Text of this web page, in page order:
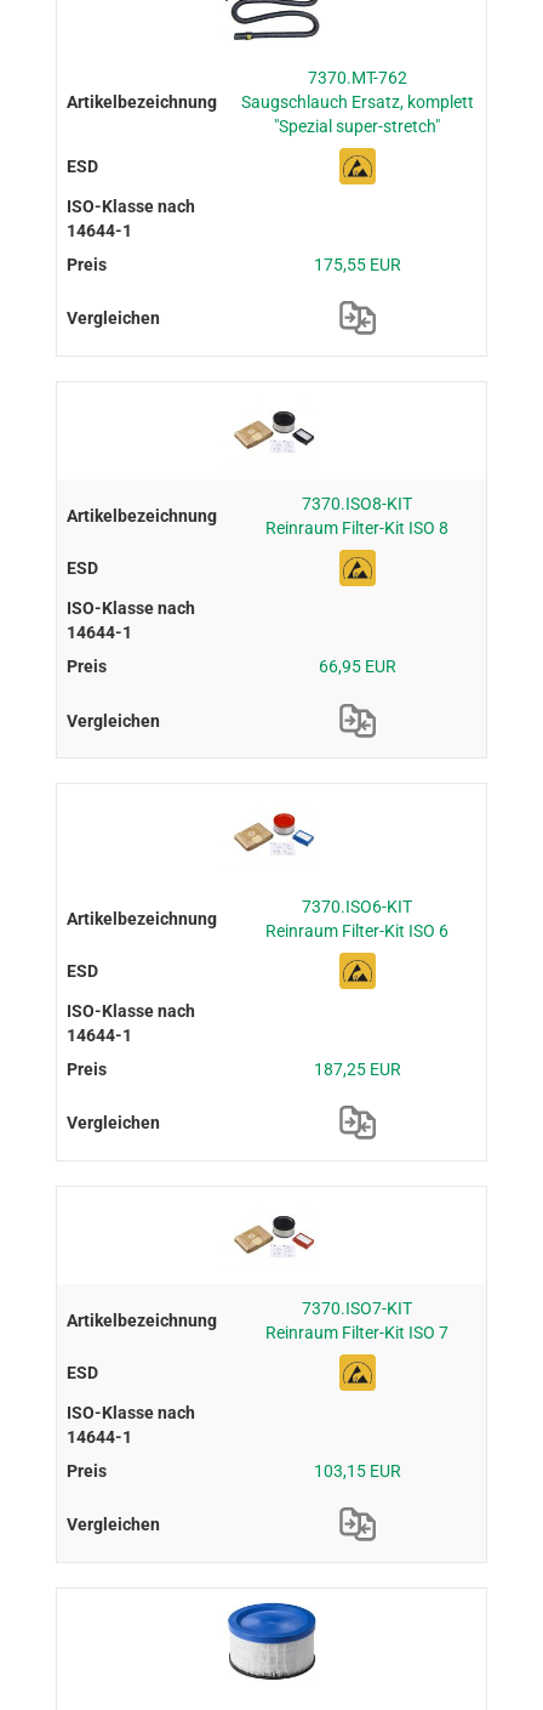
7370.MT-762
Saugschlauch Ersatz, komplett
"Spezial super-stretch"
175,55 EUR
7370.ISO8-KIT
Reinraum Filter-Kit ISO 8
66,95 EUR
7370.ISO6-KIT
Reinraum Filter-Kit ISO 6
187,25 EUR
7370.ISO7-KIT
Reinraum Filter-Kit ISO 7
103,15 EUR